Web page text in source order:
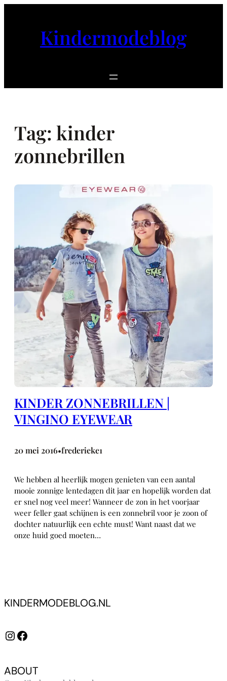
Kindermodeblog
Tag: kinder
zonnebrillen
KINDER ZONNEBRILLEN |
VINGINO EYEWEAR
20 mei 2016•frederieke1
We hebben al heerlijk mogen genieten van een aantal
mooie zonnige lentedagen dit jaar en hopelijk worden dat
er snel nog veel meer! Wanneer de zon in het voorjaar
weer feller gaat schijnen is een zonnebril voor je zoon of
dochter natuurlijk een echte must! Want naast dat we
onze huid goed moeten…
KINDERMODEBLOG.NL
InstagramFacebook
ABOUT